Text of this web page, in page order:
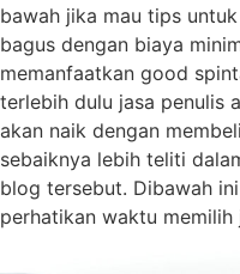
bawah jika mau tips
bagus dengan biaya
memanfaatkan good
terlebih dulu jasa penulis
akan naik dengan
sebaiknya lebih teliti
blog tersebut. Dibawah
perhatikan waktu